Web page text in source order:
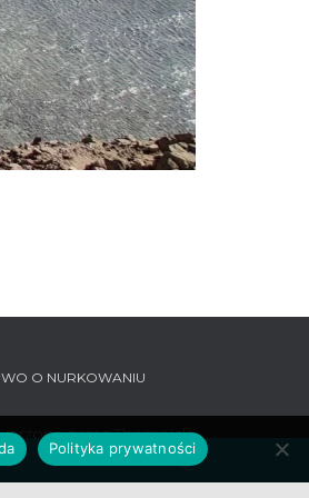
O NURKOWANIU
przezThemeIsle
Instagram
Polityka prywatności